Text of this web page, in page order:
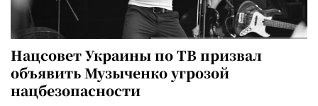
Нацсовет Украины по ТВ призвал
объявить Музыченко угрозой
нацбезопасности